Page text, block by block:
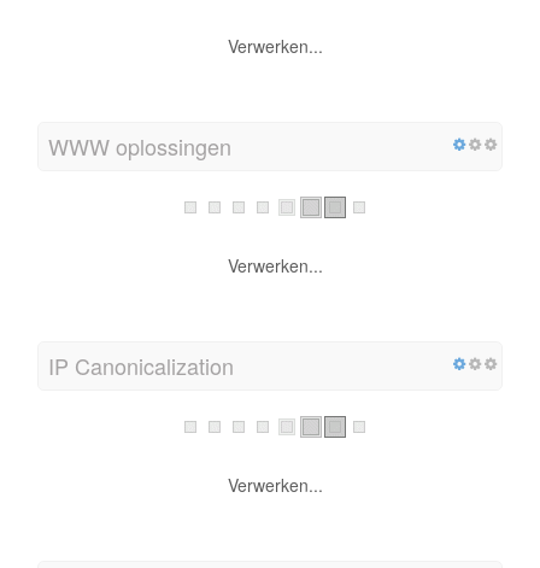
Verwerken...
WWW oplossingen
Verwerken...
IP Canonicalization
Verwerken...